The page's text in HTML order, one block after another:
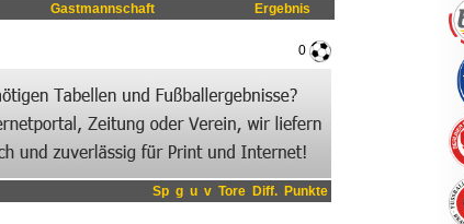
Gastmannschaft Ergebnis
0
Sp g u v Tore Diff. Punkte